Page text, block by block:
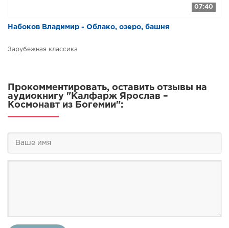
07:40
Набоков Владимир - Облако, озеро, башня
Зарубежная классика
Прокомментировать, оставить отзывы на
аудиокнигу "Калфарж Ярослав –
Космонавт из Богемии":